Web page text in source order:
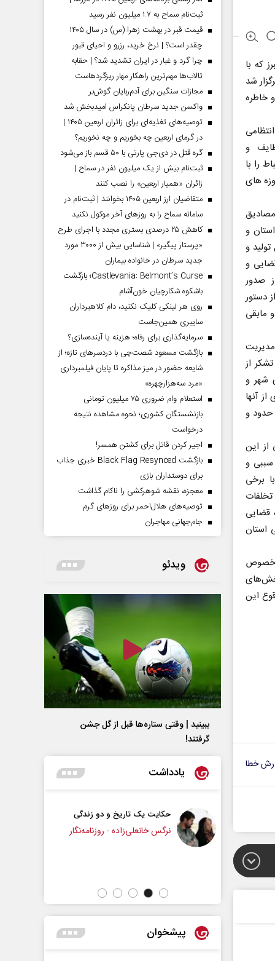
که با
شد
خاطره
و
را با
های
و
و
و
صدور
از دستور
مابقی
از
شهر و
آنها
حدود و
این
سببی و
برخی
قضایی
استان
خصوص
این
خطا
ثبت‌نام سماح به ۱.۷ میلیون نفر رسید
قیمت قبر در بهشت زهرا (س) در سال ۱۴۰۵
چقدر است؟ | نرخ خرید، رزرو و احیای قبور
چرا گرد و غبار در ایران تشدید شد؟ | حقابه
تالاب‌ها مهم‌ترین راهکار مهار ریزگردهاست
مجازات سنگین برای آدم‌ربایان گوش‌بر
واکسن جدید سرطان پانکراس امیدبخش شد
توصیه‌های تغذیه‌ای برای زائران اربعین ۱۴۰۵ |
در گرمای اربعین چه بخوریم و چه نخوریم؟
گره قتل در دی‌جی پارتی با ۵۰ قسم باز می‌شود
ثبت‌نام بیش از یک میلیون نفر در سماح |
زائران «همیار اربعین» را نصب کنند
متقاضیان ارز اربعین ۱۴۰۵ بخوانند | ثبت‌نام در
سامانه سماح را به روز‌های آخر موکول نکنید
کاهش ۲۵ درصدی بستری مجدد با اجرای طرح
«پرستار پیگیر» | شناسایی بیش از ۳۰۰۰ مورد
جدید سرطان در خانواده بیماران
Castlevania: Belmont’s Curse؛ بازگشت
باشکوه شکارچیان خون‌آشام
روی هر لینکی کلیک نکنید، دام کلاهبرداران
سایبری همین‌جاست
سرمایه‌گذاری برای رفاه؛ هزینه یا آینده‌سازی؟
بازگشت مسعود شصت‌چی با دردسر‌های تازه؛ از
شایعه حضور در میز مذاکره تا پایان فیلمبرداری
«مرد سه‌هزارچهره»
استعلام وام ضروری ۷۵ میلیون تومانی
بازنشستگان کشوری؛ نحوه مشاهده نتیجه
درخواست
اجیر کردن قاتل برای کشتن همسر!
بازگشت Black Flag Resynced خبری جذاب
برای دوستداران بازی
معجزه، نقشه شوهرکشی را ناکام گذاشت
توصیه‌های هلال‌احمر برای روز‌های گرم
جام‌جهانی مهاجران
ویدئو
ببینید | وقتی ستاره‌ها قبل از گل جشن
گرفتند!
یادداشت
یک تاریخ و دو زندگی
خانعلی‌زاده - روزنامه‌نگار
چرایی عقب‌نشینی ترامپ؟
پیشخوان